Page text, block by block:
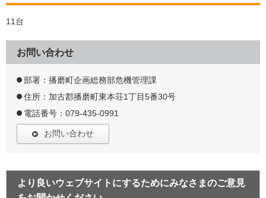
11台
お問い合わせ
部署：播磨町企画総務部危機管理課
住所：加古郡播磨町東本荘1丁目5番30号
電話番号：079-435-0991
お問い合わせ
より良いウェブサイトにするためにみなさまのご意見